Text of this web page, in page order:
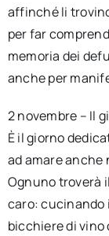
affinché li
per far
memoria dei
anche per
2 novembre – Il
È il giorno
ad amare anche
Ognuno troverà
caro: cucinando
bicchiere di vino